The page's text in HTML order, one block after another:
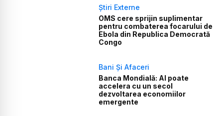
Știri Externe
OMS cere sprijin suplimentar
pentru combaterea focarului de
Ebola din Republica Democrată
Congo
Bani Și Afaceri
Banca Mondială: AI poate
accelera cu un secol
dezvoltarea economiilor
emergente